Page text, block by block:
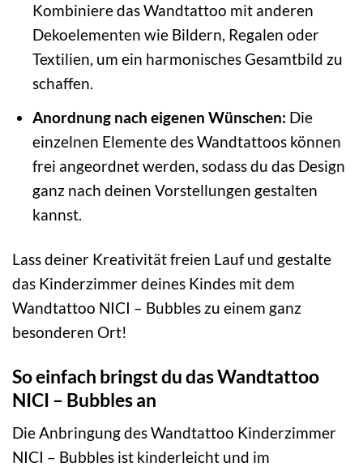
Kombiniere das Wandtattoo mit anderen
Dekoelementen wie Bildern, Regalen oder
Textilien, um ein harmonisches Gesamtbild zu
schaffen.
Anordnung nach eigenen Wünschen: Die
einzelnen Elemente des Wandtattoos können
frei angeordnet werden, sodass du das Design
ganz nach deinen Vorstellungen gestalten
kannst.
Lass deiner Kreativität freien Lauf und gestalte
das Kinderzimmer deines Kindes mit dem
Wandtattoo NICI – Bubbles zu einem ganz
besonderen Ort!
So einfach bringst du das Wandtattoo
NICI – Bubbles an
Die Anbringung des Wandtattoo Kinderzimmer
NICI – Bubbles ist kinderleicht und im